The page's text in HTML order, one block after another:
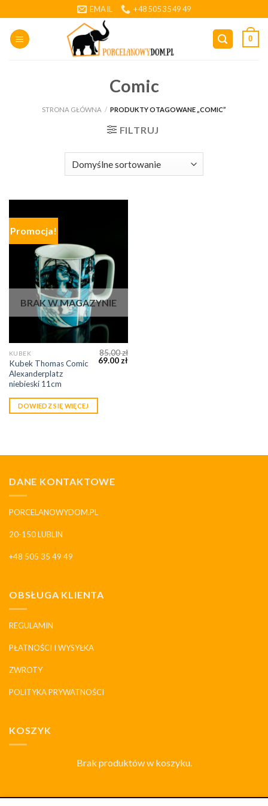
to
content
EMAIL +48 505 35 49 49
0
Comic
STRONA GŁÓWNA / PRODUKTY OTAGOWANE „COMIC”
FILTRUJ
Promocja!
BRAK W MAGAZYNIE
KUBEK
Kubek Thomas Comic
Alexanderplatz
niebieski 11cm
85.00zł
69.00 zł
DOWIEDZ SIĘ WIĘCEJ
DANE KONTAKTOWE
PORCELANOWYDOM.PL
20-150 LUBLIN
+48 505 35 49 49
OBSŁUGA KLIENTA
REGULAMIN
PŁATNOŚCI I WYSYŁKA
ZWROTY
POLITYKA PRYWATNOŚCI
KOSZYK
Brak produktów w koszyku.